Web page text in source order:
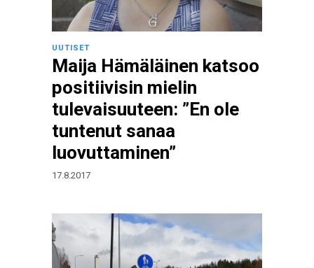
UUTISET
Maija Hämäläinen katsoo
positiivisin mielin
tulevaisuuteen: ”En ole
tuntenut sanaa
luovuttaminen”
17.8.2017